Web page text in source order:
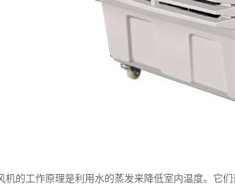
机的工作原理是利用水的蒸发来降低室内温度。它